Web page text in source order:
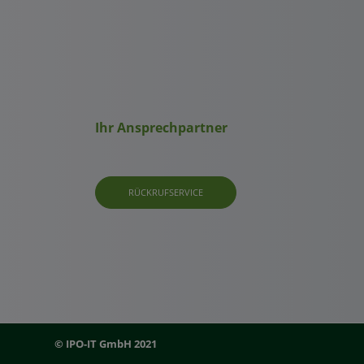
Ihr Ansprechpartner
RÜCKRUFSERVICE
© IPO-IT GmbH 2021